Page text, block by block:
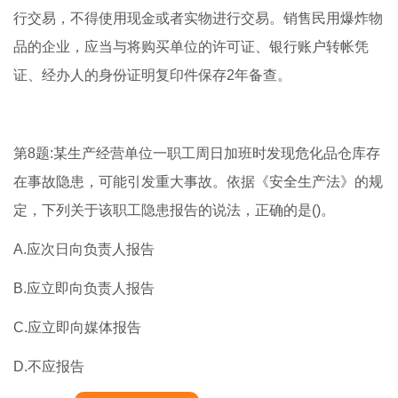
行交易，不得使用现金或者实物进行交易。销售民用爆炸物
品的企业，应当与将购买单位的许可证、银行账户转帐凭
证、经办人的身份证明复印件保存2年备查。
第8题:某生产经营单位一职工周日加班时发现危化品仓库存
在事故隐患，可能引发重大事故。依据《安全生产法》的规
定，下列关于该职工隐患报告的说法，正确的是()。
A.应次日向负责人报告
B.应立即向负责人报告
C.应立即向媒体报告
D.不应报告